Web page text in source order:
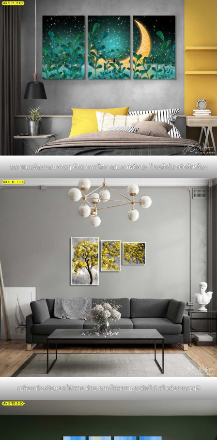
ออกแบบห้องนอนสวยๆ ด้วย ภาพใส่กรอบ ภาพศิลปะ โทนสีเขียวตัดสีเหลือง
เปลี่ยนห้องรับแขกให้สวย ด้วย ภาพใส่กรอบ รูปต้นไม้ สไตล์ธรรมชาติ